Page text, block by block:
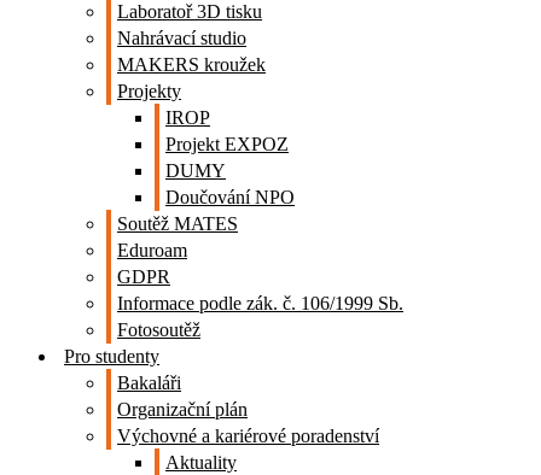
Laboratoř 3D tisku
Nahrávací studio
MAKERS kroužek
Projekty
IROP
Projekt EXPOZ
DUMY
Doučování NPO
Soutěž MATES
Eduroam
GDPR
Informace podle zák. č. 106/1999 Sb.
Fotosoutěž
Pro studenty
Bakaláři
Organizační plán
Výchovné a kariérové poradenství
Aktuality